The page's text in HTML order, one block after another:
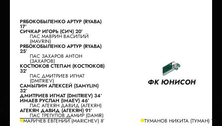
РЯБОКОБЫЛЕНКО АРТУР (RYABA)
17’
СИЧКАР ИГОРЬ (СИЧ) 20’
ПАС МАВРИН ВАСИЛИЙ
(MAVRIN)
РЯБОКОБЫЛЕНКО АРТУР (RYABA)
25’
ПАС ЗАХАРОВ АНТОН
(ЗАХАРОВ)
КОСТЮКОВ СТЕПАН (КОСТЮКОВ)
32’
ПАС ДМИТРИЕВ ИГНАТ
(DMITRIEV)
САМЫЛИН АЛЕКСЕЙ (SAMYLIN)
32’
ДМИТРИЕВ ИГНАТ (DMITRIEV) 34’
ИМАЕВ РУСЛАН (IMAEV) 46’
ПАС АГЕКЯН ДАВИД (АГЕКЯН)
АГЕКЯН ДАВИД (АГЕКЯН) 91’
ПАС ТРЕГУЛОВ ДАМИР (DAMIR)
МАРИЧЕВ ЕВГЕНИЙ (MARICHEV) 8’ ТУМАНОВ НИКИТА (ТУМАН) 10’
ФК ЮНИСОН
ГЛАВНЫЙ СУДЬЯ:
ПОМОЩНИК СУДЬИ:
ТИМОФЕЕВ МИХАИЛ